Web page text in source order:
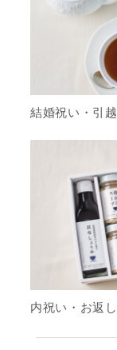
結婚祝い・引
内祝い・お返し